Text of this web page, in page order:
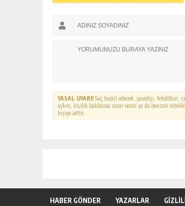
YASAL UYARI! Suç teşkil edecek, yasadışı, tehditkar,
aykırı, kişilik haklarına zarar verici ya da benzeri
kişiye aittir.
HABER GÖNDER YAZARLAR